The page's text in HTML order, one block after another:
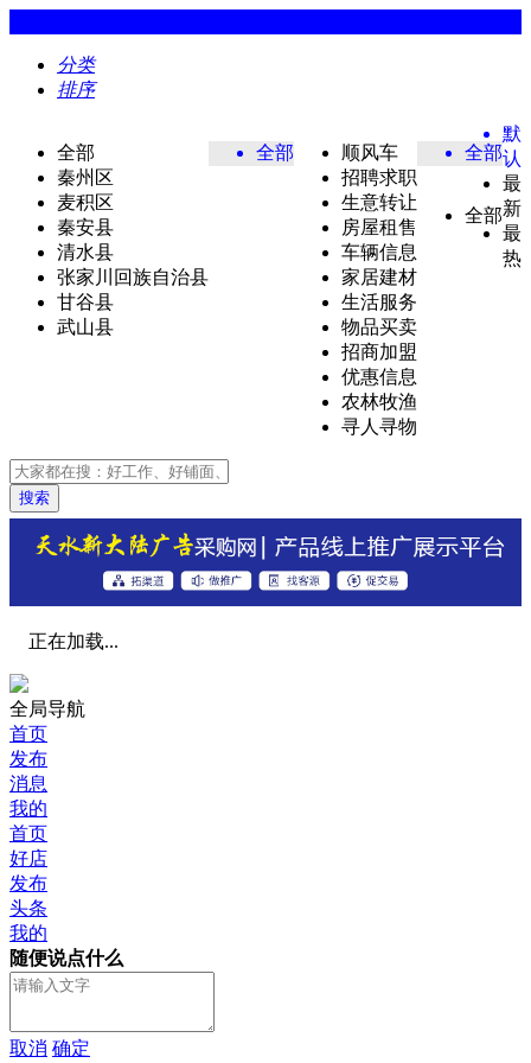
分类
排序
全部
秦州区
麦积区
秦安县
清水县
张家川回族自治县
甘谷县
武山县
全部
顺风车
招聘求职
生意转让
房屋租售
车辆信息
家居建材
生活服务
物品买卖
招商加盟
优惠信息
农林牧渔
寻人寻物
全部
全部
默
认
最
新
最
热
搜索
正在加载...
全局导航
首页
发布
消息
我的
首页
好店
发布
头条
我的
随便说点什么
取消 确定